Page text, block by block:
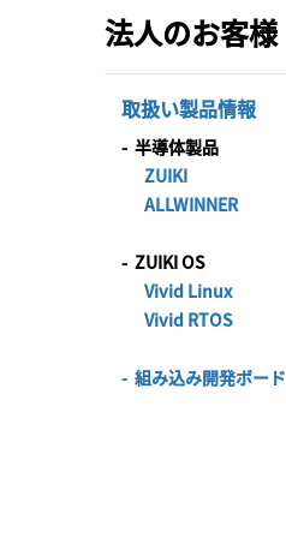
法人のお客様
取扱い製品情報
- 半導体製品
ZUIKI
ALLWINNER
- ZUIKI OS
Vivid Linux
Vivid RTOS
- 組み込み開発ボード